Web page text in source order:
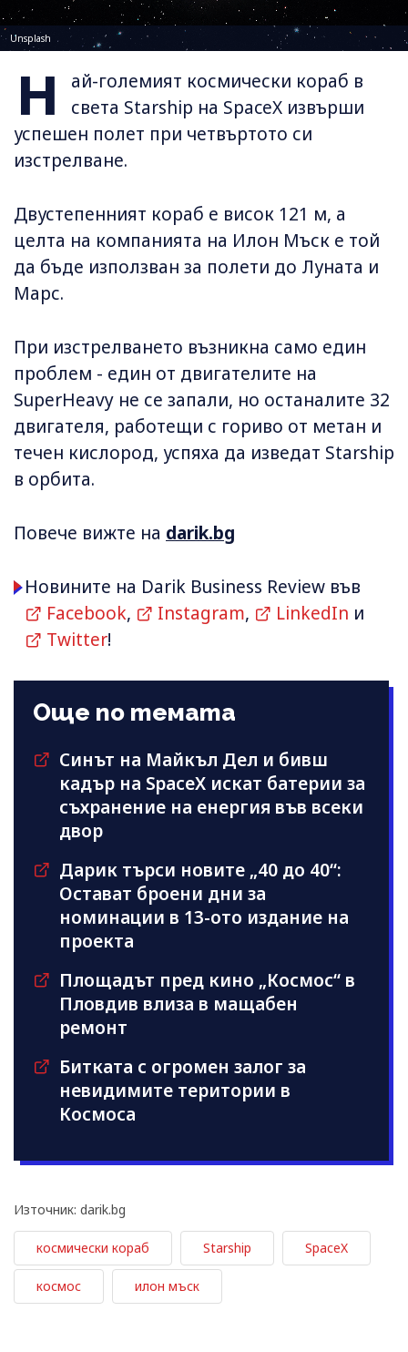
Unsplash
Н
ай-големият космически кораб в
света Starship на SpaceX извърши
успешен полет при четвъртото си
изстрелване.
Двустепенният кораб е висок 121 м, а
целта на компанията на Илон Мъск е той
да бъде използван за полети до Луната и
Марс.
При изстрелването възникна само един
проблем - един от двигателите на
SuperHeavy не се запали, но останалите 32
двигателя, работещи с гориво от метан и
течен кислород, успяха да изведат Starship
в орбита.
Повече вижте на darik.bg
Новините на Darik Business Review във
Facebook, Instagram, LinkedIn и
Twitter!
Още по темата
Синът на Майкъл Дeл и бивш
кадър на SpaceX искат батерии за
съхранение на енергия във всеки
двор
Дарик търси новите „40 до 40“:
Остават броени дни за
номинации в 13-ото издание на
проекта
Площадът пред кино „Космос“ в
Пловдив влиза в мащабен
ремонт
Битката с огромен залог за
невидимите територии в
Космоса
Източник: darik.bg
космически кораб Starship SpaceX
космос илон мъск